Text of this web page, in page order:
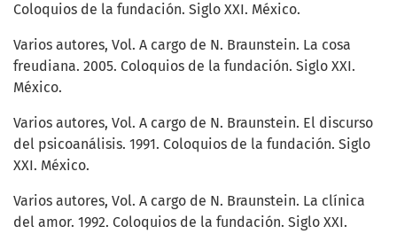
Coloquios de la fundación. Siglo XXI. México.
Varios autores, Vol. A cargo de N. Braunstein. La cosa
freudiana. 2005. Coloquios de la fundación. Siglo XXI.
México.
Varios autores, Vol. A cargo de N. Braunstein. El discurso
del psicoanálisis. 1991. Coloquios de la fundación. Siglo
XXI. México.
Varios autores, Vol. A cargo de N. Braunstein. La clínica
del amor. 1992. Coloquios de la fundación. Siglo XXI.